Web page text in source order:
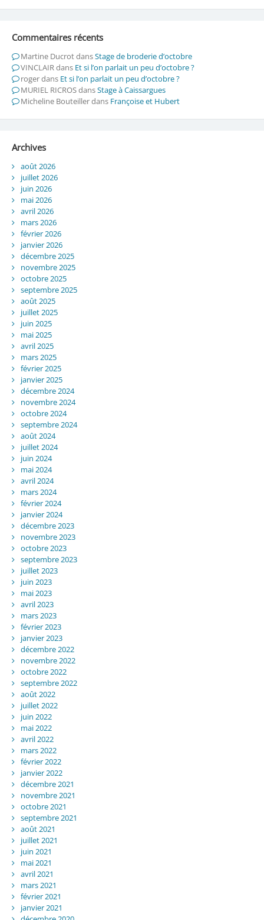
Commentaires récents
Martine DucrotdansStage de broderie d’octobre
VINCLAIRdans Et si l’on parlait un peu d’octobre ?
rogerdans Et si l’on parlait un peu d’octobre ?
MURIEL RICROSdansStage à Caissargues
Micheline Bouteillerdans Françoise et Hubert
Archives
août 2026
juillet 2026
juin 2026
mai 2026
avril 2026
mars 2026
février 2026
janvier 2026
décembre 2025
novembre 2025
octobre 2025
septembre 2025
août 2025
juillet 2025
juin 2025
mai 2025
avril 2025
mars 2025
février 2025
janvier 2025
décembre 2024
novembre 2024
octobre 2024
septembre 2024
août 2024
juillet 2024
juin 2024
mai 2024
avril 2024
mars 2024
février 2024
janvier 2024
décembre 2023
novembre 2023
octobre 2023
septembre 2023
juillet 2023
juin 2023
mai 2023
avril 2023
mars 2023
février 2023
janvier 2023
décembre 2022
novembre 2022
octobre 2022
septembre 2022
août 2022
juillet 2022
juin 2022
mai 2022
avril 2022
mars 2022
février 2022
janvier 2022
décembre 2021
novembre 2021
octobre 2021
septembre 2021
août 2021
juillet 2021
juin 2021
mai 2021
avril 2021
mars 2021
février 2021
janvier 2021